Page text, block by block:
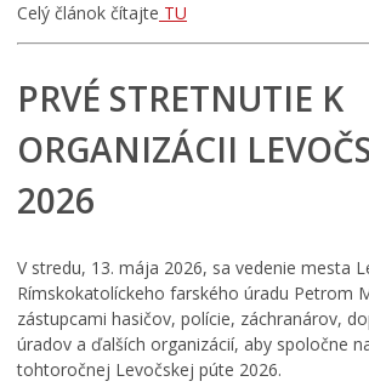
Celý článok čítajte TU
PRVÉ STRETNUTIE K
ORGANIZÁCII
2026
V stredu, 13. mája 2026, sa vedenie mesta
Rímskokatolíckeho farského úradu Petrom
zástupcami hasičov, polície, záchranárov,
úradov a ďalších organizácií, aby spoločne
tohtoročnej Levočskej púte 2026.